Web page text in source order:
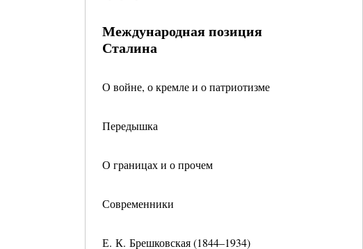
Международная позиция
Сталина
О войне, о кремле и о патриотизме
Передышка
О границах и о прочем
Современники
Е. К. Брешковская (1844–1934)